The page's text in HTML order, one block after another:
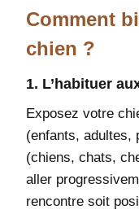
Comment
chien ?
1. L’habituer
Exposez votre
(enfants, adultes,
(chiens, chats,
aller
rencontre soit